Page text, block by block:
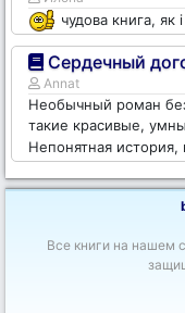
чудова книга, як
Сердечный
Annat
Необычный роман
такие красивые,
Непонятная история,
Все книги на нашем